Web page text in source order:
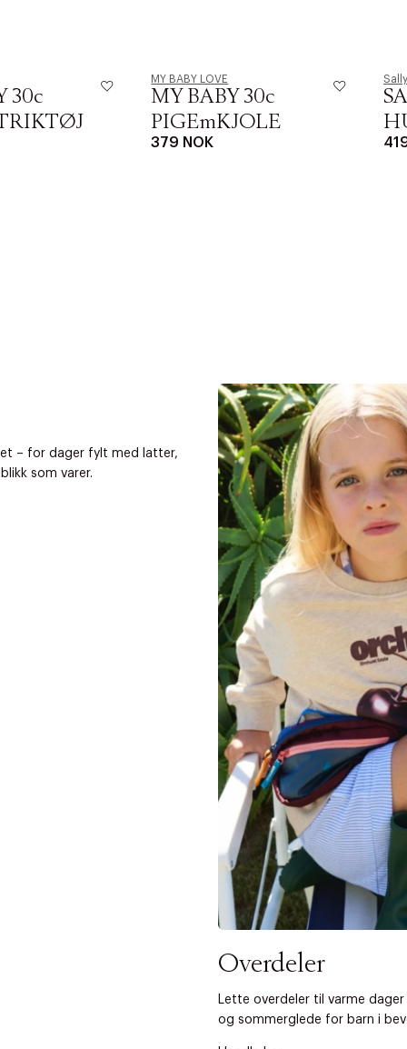
30c
MY BABY LOVE
MY BABY 30c
PIGEmKJOLE
379 NOK
Sally
– for dager fylt med latter,
som varer.
Overdeler
Lette overdeler til varme
og sommerglede for barn i
Neste
kunne se